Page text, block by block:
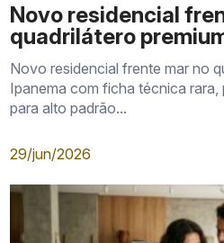
Novo residencial
quadrilátero
Novo residencial frente mar no
Ipanema com ficha técnica rara,
para alto padrão...
29/jun/2026